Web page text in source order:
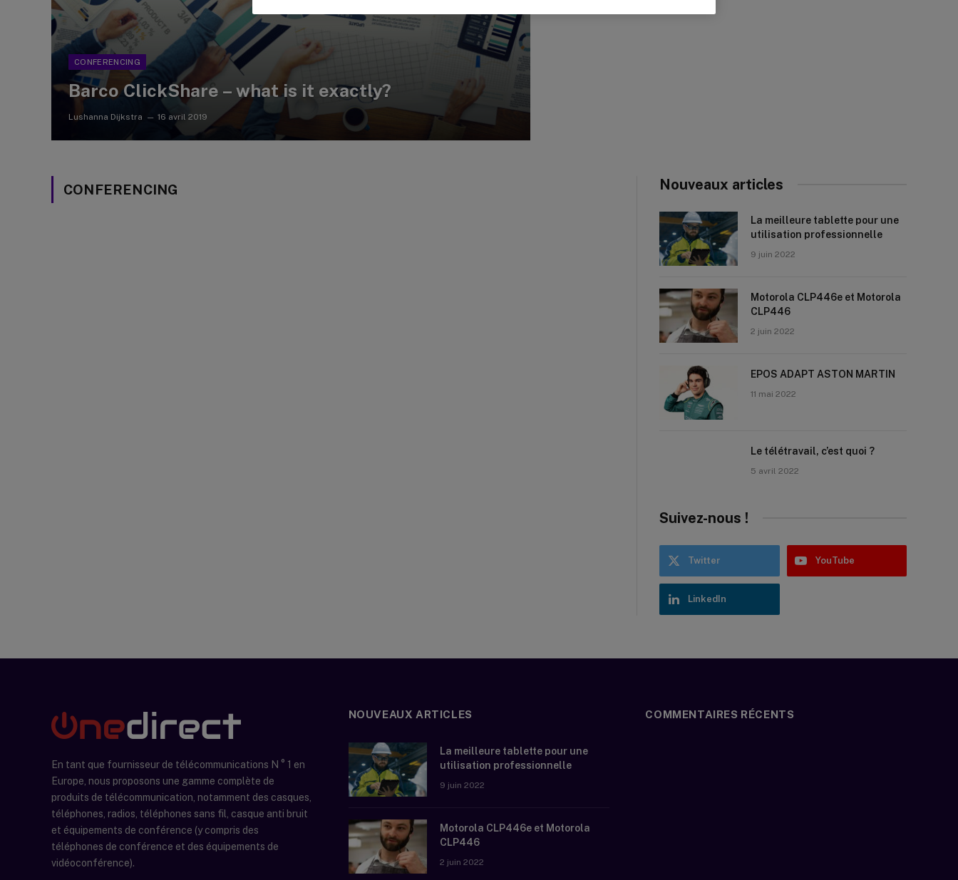
CONFERENCING
Barco ClickShare – what is it exactly?
Lushanna Dijkstra 16 avril 2019
CONFERENCING Nouveaux articles
La meilleure tablette pour une
utilisation professionnelle
9 juin 2022
Motorola CLP446e et Motorola
CLP446
2 juin 2022
EPOS ADAPT ASTON MARTIN
11 mai 2022
Le télétravail, c’est quoi ?
5 avril 2022
Suivez-nous !
Twitter YouTube
LinkedIn
En tant que fournisseur de télécommunications N ° 1 en
Europe, nous proposons une gamme complète de
produits de télécommunication, notamment des casques,
téléphones, radios, téléphones sans fil, casque anti bruit
et équipements de conférence (y compris des
téléphones de conférence et des équipements de
vidéoconférence).
NOUVEAUX ARTICLES
La meilleure tablette pour une
utilisation professionnelle
9 juin 2022
Motorola CLP446e et Motorola
CLP446
2 juin 2022
COMMENTAIRES RÉCENTS